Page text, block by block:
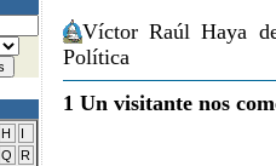
H
I
Q
R
Víctor Raúl Haya
Política
1 Un visitante nos